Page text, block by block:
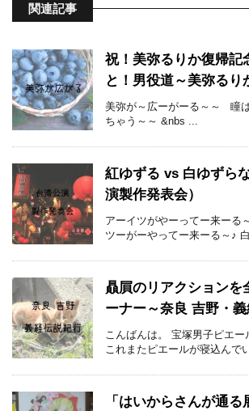
関連記事
祝！美弥るりか復帰記
と！男役道～美弥るり
美弥が～広ーがーる～～ 瞳
ちゃう～～ &nbs ...
紅ゆずる vs 白ゆずら
演製作発表会）
アーイツがやーってー来ーる
ツーがーやってー来ーる～♪
贔屓のリアクションを
ーナー～奈良 吉野・
こんばんは。 宝塚男子ピエー
これまたピエールが寝込んで
「はいからさんが通